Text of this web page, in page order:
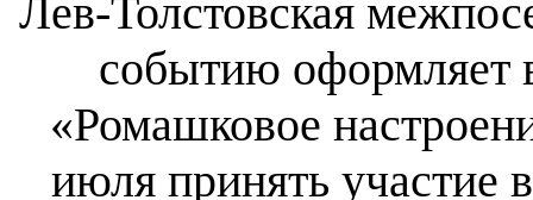
Лев-Толстовская
событию оформляет
«Ромашковое
июля принять участие